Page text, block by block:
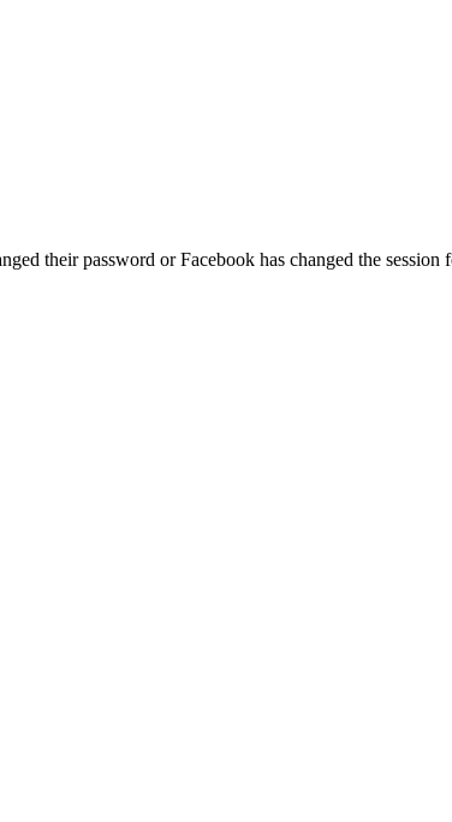
their password or Facebook has changed the session